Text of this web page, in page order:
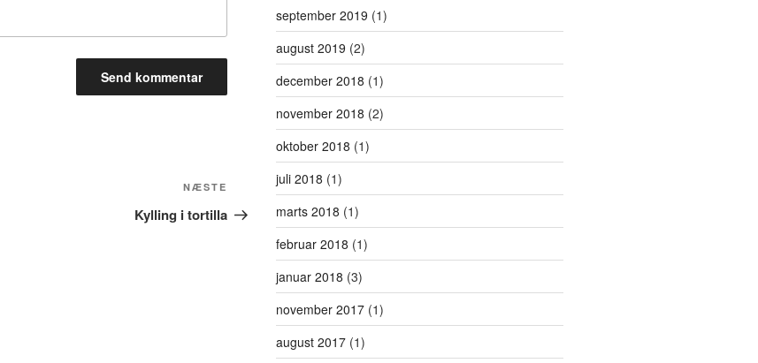
indlæg
NÆSTE
Kylling i tortilla
september 2019 (1)
august 2019 (2)
december 2018 (1)
november 2018 (2)
oktober 2018 (1)
juli 2018 (1)
marts 2018 (1)
februar 2018 (1)
januar 2018 (3)
november 2017(1)
august 2017(1)